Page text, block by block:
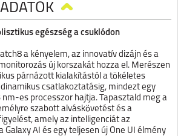
egészség a csuklódon
a kényelem, az innovatív dizájn és a
új korszakát hozza el. Merészen
párnázott kialakítástól a tökéletes
csatlakoztatásig, mindezt egy
es processzor hajtja. Tapasztald meg a
szabott alváskövetést és a
amely az intelligenciát az
Galaxy AI és egy teljesen új One UI élmény